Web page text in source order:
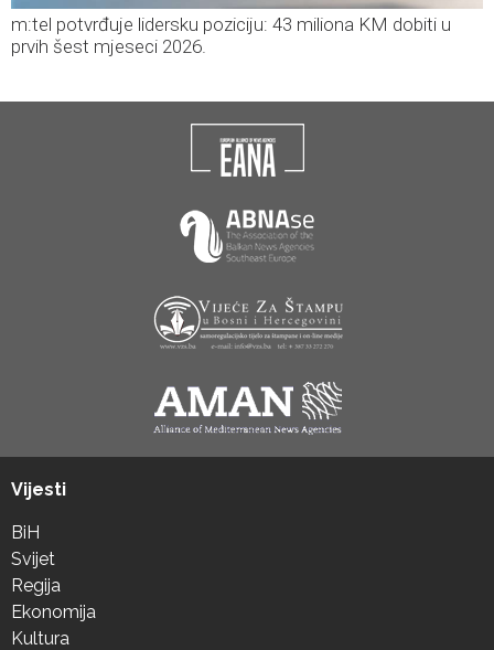
m:tel potvrđuje lidersku poziciju: 43 miliona KM dobiti u
prvih šest mjeseci 2026.
Vijesti
BiH
Svijet
Regija
Ekonomija
Kultura